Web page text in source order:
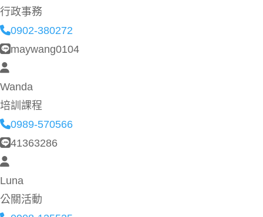
行政事務
0902-380272
maywang0104
Wanda
培訓課程
0989-570566
41363286
Luna
公關活動